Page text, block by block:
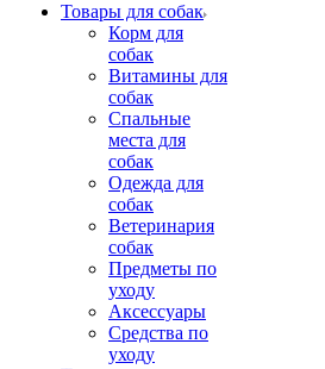
Товары для собак
Корм для
собак
Витамины для
собак
Спальные
места для
собак
Одежда для
собак
Ветеринария
собак
Предметы по
уходу
Аксессуары
Средства по
уходу